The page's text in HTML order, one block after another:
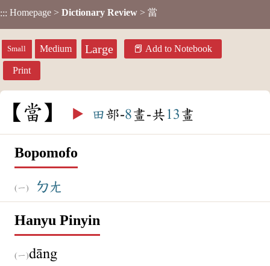
::: Homepage > Dictionary Review > 當
Small Medium Large Add to Notebook
Print
當 ▶️ 田部-8畫-共 13 畫
Bopomofo
ㄉㄤ
Hanyu Pinyin
dāng